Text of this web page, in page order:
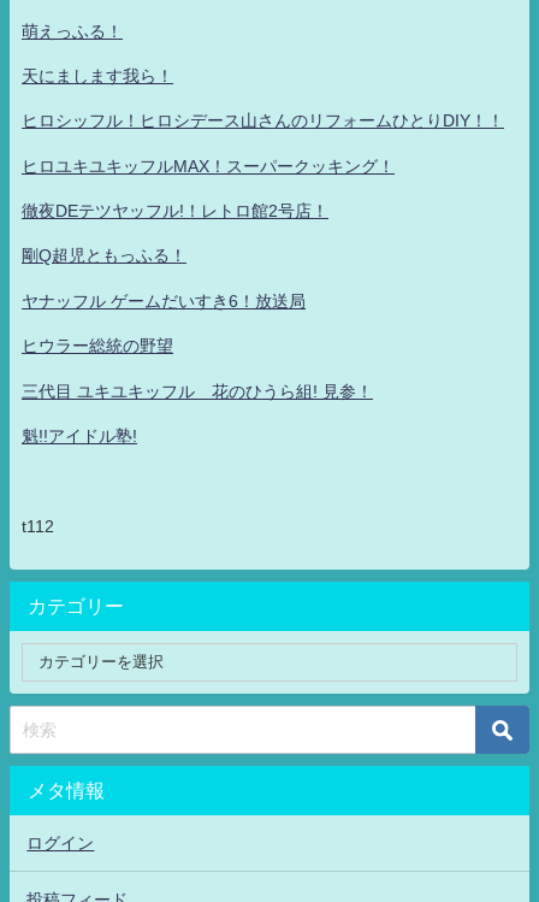
萌えっふる！
天にまします我ら！
ヒロシッフル！ヒロシデース山さんのリフォームひとりDIY！！
ヒロユキユキッフルMAX！スーパークッキング！
徹夜DEテツヤッフル!！レトロ館2号店！
剛Q超児ともっふる！
ヤナッフル ゲームだいすき6！放送局
ヒウラー総統の野望
三代目 ユキユキッフル 花のひうら組! 見参！
魁!!アイドル塾!
t112
カテゴリー
メタ情報
ログイン